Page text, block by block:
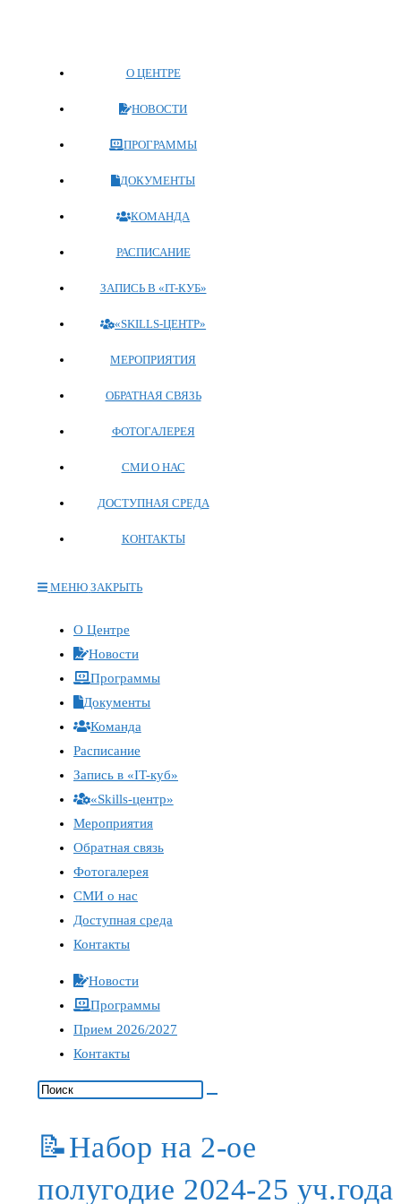
О ЦЕНТРЕ
НОВОСТИ
ПРОГРАММЫ
ДОКУМЕНТЫ
КОМАНДА
РАСПИСАНИЕ
ЗАПИСЬ В «IT-КУБ»
«SKILLS-ЦЕНТР»
МЕРОПРИЯТИЯ
ОБРАТНАЯ СВЯЗЬ
ФОТОГАЛЕРЕЯ
СМИ О НАС
ДОСТУПНАЯ СРЕДА
КОНТАКТЫ
МЕНЮ ЗАКРЫТЬ
кнопку,
чтобы
развернуть
свернуть
меню
О Центре
Новости
Программы
Документы
Команда
Расписание
Запись в «IT-куб»
«Skills-центр»
Мероприятия
Обратная связь
Фотогалерея
СМИ о нас
Доступная среда
Контакты
Новости
Программы
Прием 2026/2027
Контакты
📝Набор на 2-ое
полугодие 2024-25 уч.года